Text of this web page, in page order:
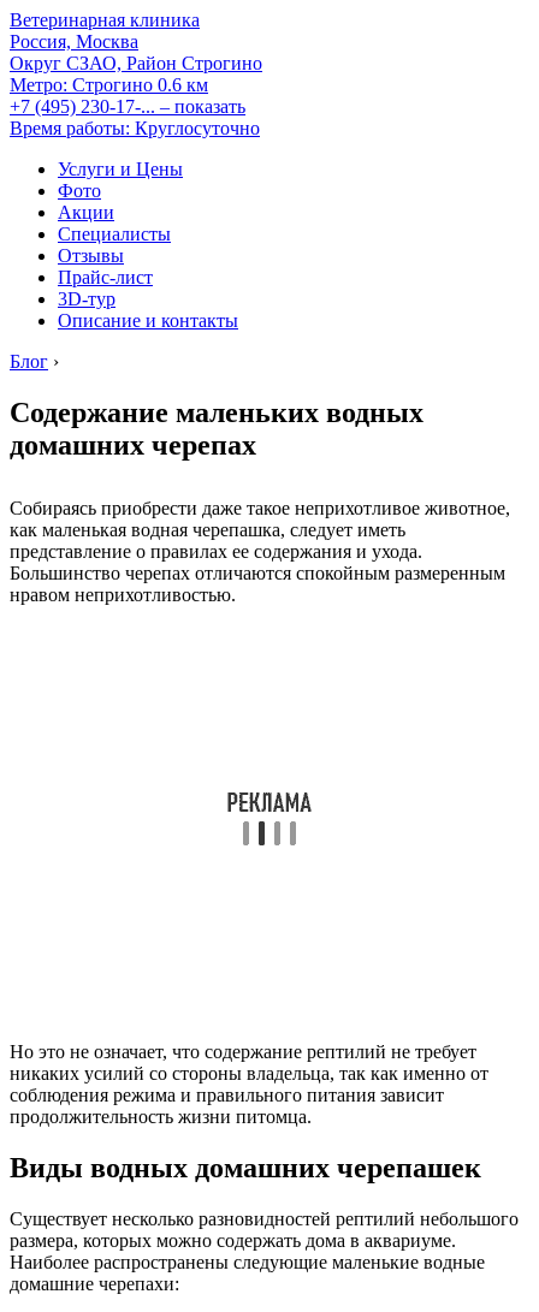
Ветеринарная клиника
Россия, Москва
Округ СЗАО, Район Строгино
Метро: Строгино 0.6 км
+7 (495) 230-17-... – показать
Время работы: Круглосуточно
Услуги и Цены
Фото
Акции
Специалисты
Отзывы
Прайс-лист
3D-тур
Описание и контакты
Блог ›
Содержание маленьких водных
домашних черепах
Собираясь приобрести даже такое неприхотливое животное,
как маленькая водная черепашка, следует иметь
представление о правилах ее содержания и ухода.
Большинство черепах отличаются спокойным размеренным
нравом неприхотливостью.
Но это не означает, что содержание рептилий не требует
никаких усилий со стороны владельца, так как именно от
соблюдения режима и правильного питания зависит
продолжительность жизни питомца.
Виды водных домашних черепашек
Существует несколько разновидностей рептилий небольшого
размера, которых можно содержать дома в аквариуме.
Наиболее распространены следующие маленькие водные
домашние черепахи: